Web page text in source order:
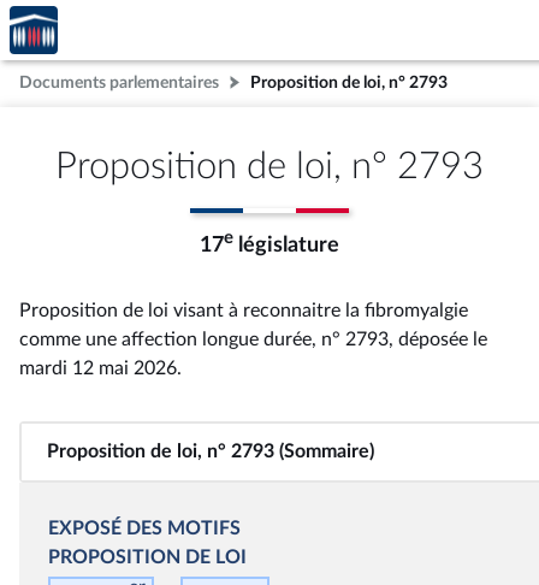
Aller au contenu
Aller en bas de la page
Accèder
à la
page
d'accueil
Documents parlementaires Proposition de loi, n° 2793
Proposition de loi, n° 2793
17e législature
Proposition de loi visant à reconnaitre la fibromyalgie
comme une affection longue durée, n° 2793, déposée le
mardi 12 mai 2026.
Proposition de loi, n° 2793 (Sommaire)
EXPOSÉ DES MOTIFS
PROPOSITION DE LOI